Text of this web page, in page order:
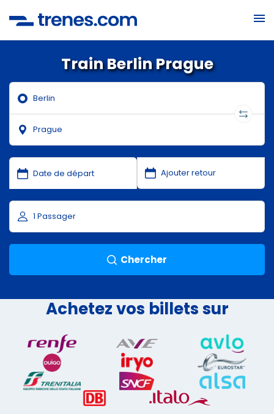
Train Berlin Prague
Chercher
Achetez vos billets sur